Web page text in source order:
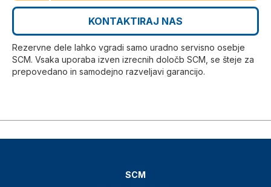
KONTAKTIRAJ NAS
Rezervne dele lahko vgradi samo uradno servisno osebje
SCM. Vsaka uporaba izven izrecnih določb SCM, se šteje za
prepovedano in samodejno razveljavi garancijo.
SCM